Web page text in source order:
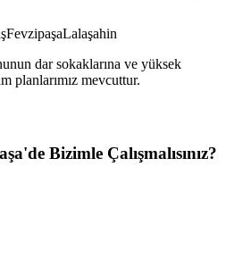
FevzipaşaLalaşahin
dar sokaklarına ve yüksek
planlarımız mevcuttur.
'de Bizimle Çalışmalısınız?